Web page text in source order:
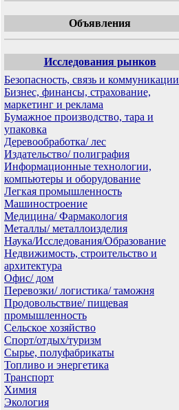
Объявления
Исследования рынков
Безопасность, связь и коммуникации
Бизнес, финансы, страхование,
маркетинг и реклама
Бумажное производство, тара и
упаковка
Деревообработка/ лес
Издательство/ полиграфия
Информационные технологии,
компьютеры и оборудование
Легкая промышленность
Машиностроение
Медицина/ Фармакология
Металлы/ металлоизделия
Наука/Исследования/Образование
Недвижимость, строительство и
архитектура
Офис/ дом
Перевозки/ логистика/ таможня
Продовольствие/ пищевая
промышленность
Сельское хозяйство
Спорт/отдых/туризм
Сырье, полуфабрикаты
Топливо и энергетика
Транспорт
Химия
Экология